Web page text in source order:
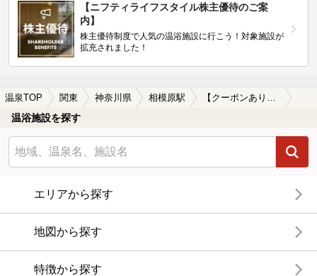
【ニフティライフスタイル株主優待のご案
内】
株主優待制度で人気の温浴施設に行こう！対象施設が
拡充されました！
温泉TOP 関東 神奈川県 相模原駅
温浴施設を探す
エリアから探す
地図から探す
特徴から探す